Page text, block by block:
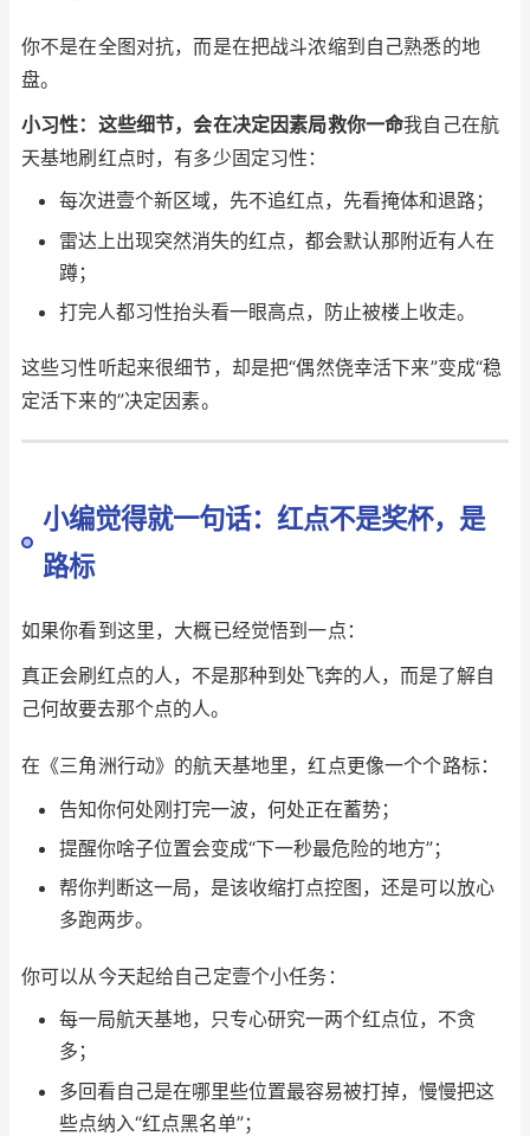
你不是在全图对抗，而是在把战斗浓缩到自己熟悉的地
盘。
小习性：这些细节，会在决定因素局救你一命我自己在航
天基地刷红点时，有多少固定习性：
每次进壹个新区域，先不追红点，先看掩体和退路；
雷达上出现突然消失的红点，都会默认那附近有人在
蹲；
打完人都习性抬头看一眼高点，防止被楼上收走。
这些习性听起来很细节，却是把“偶然侥幸活下来”变成“稳
定活下来的”决定因素。
小编觉得就一句话：红点不是奖杯，是
路标
如果你看到这里，大概已经觉悟到一点：
真正会刷红点的人，不是那种到处飞奔的人，而是了解自
己何故要去那个点的人。
在《三角洲行动》的航天基地里，红点更像一个个路标：
告知你何处刚打完一波，何处正在蓄势；
提醒你啥子位置会变成“下一秒最危险的地方”；
帮你判断这一局，是该收缩打点控图，还是可以放心
多跑两步。
你可以从今天起给自己定壹个小任务：
每一局航天基地，只专心研究一两个红点位，不贪
多；
多回看自己是在哪里些位置最容易被打掉，慢慢把这
些点纳入“红点黑名单”；